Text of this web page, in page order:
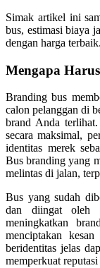
Simak artikel ini
bus, estimasi biaya
dengan harga terbaik.
Mengapa
Branding bus
calon pelanggan di
brand Anda
secara maksimal,
identitas merek
Bus branding yang
melintas di jalan,
Bus yang sudah
dan diingat oleh
meningkatkan
menciptakan
beridentitas jelas
memperkuat reputasi